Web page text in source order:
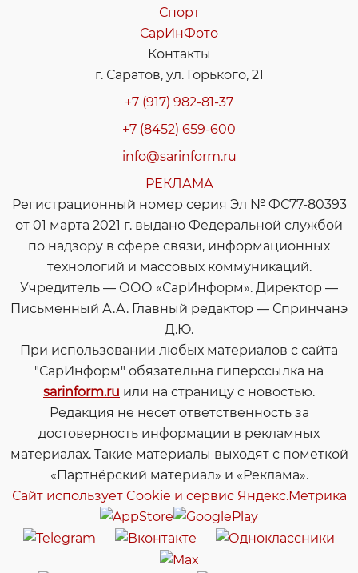
Спорт
СарИнФото
Контакты
г. Саратов, ул. Горького, 21
+7 (917) 982-81-37
+7 (8452) 659-600
info@sarinform.ru
РЕКЛАМА
Регистрационный номер серия Эл № ФС77-80393
от 01 марта 2021 г. выдано Федеральной службой
по надзору в сфере связи, информационных
технологий и массовых коммуникаций.
Учредитель — ООО «СарИнформ». Директор —
Письменный А.А. Главный редактор — Спринчанэ
Д.Ю.
При использовании любых материалов с сайта
"СарИнформ" обязательна гиперссылка на
sarinform.ru или на страницу с новостью.
Редакция не несет ответственность за
достоверность информации в рекламных
материалах. Такие материалы выходят с пометкой
«Партнёрский материал» и «Реклама».
Сайт использует Cookie и сервиc Яндекс.Метрика